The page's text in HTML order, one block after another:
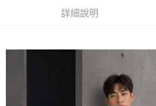
１．透過由恩沛科技股份有限公司提供之「
３．未成年的使用者請事先徵得法定代理人
「AFTEE先享後付」，若未經同意申辦者引
４．使用「AFTEE先享後付」時，將依據個
每筆NT$80，滿NT$1,200(含以上)免運費
每筆NT$80，滿NT$1,200(含以上)免運費
每筆NT$80，滿NT$1,200(含以上)免運費
詳細說明